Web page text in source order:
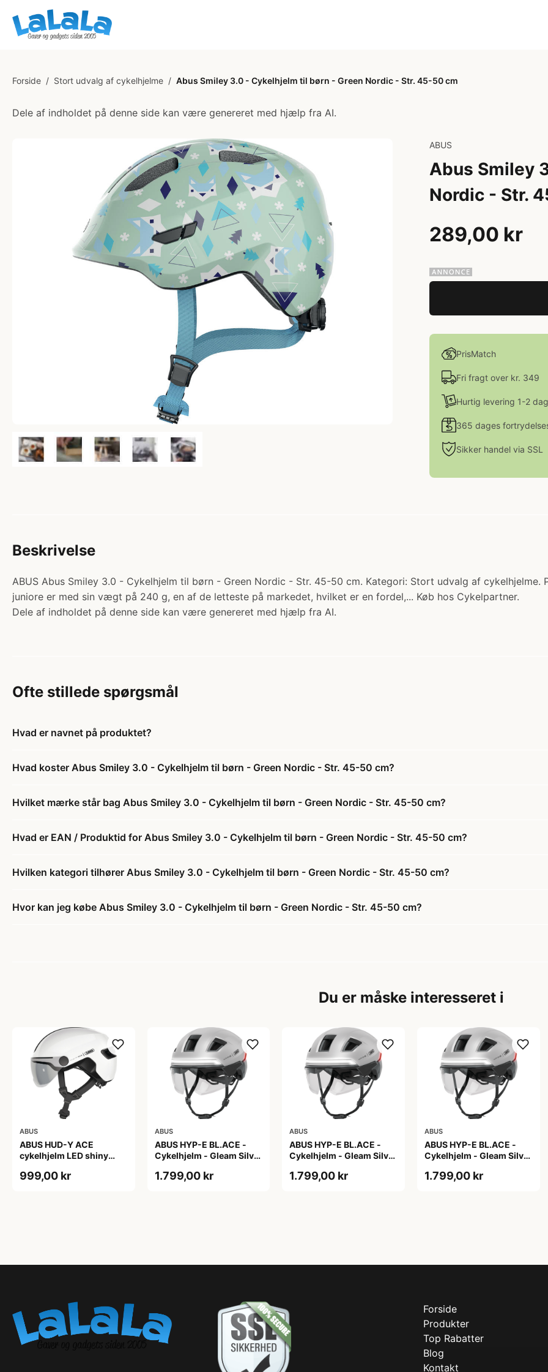
Forside / Stort udvalg af cykelhjelme / Abus Smiley 3.0 - Cykelhjelm til børn - Green Nordic - Str. 45-50 cm
Dele af indholdet på denne side kan være genereret med hjælp fra AI.
ABUS
Abus Smiley
Nordic - Str.
289,00 kr
PrisMatch
Fri fragt over kr. 349
Hurtig levering 1-2
365 dages
Sikker handel via SSL
Beskrivelse
ABUS Abus Smiley 3.0 - Cykelhjelm til børn - Green Nordic - Str. 45-50 cm. Kategori: Stort udvalg af cykelhjelme.
juniore er med sin vægt på 240 g, en af de letteste på markedet, hvilket er en fordel,... Køb hos Cykelpartner.
Dele af indholdet på denne side kan være genereret med hjælp fra AI.
Ofte stillede spørgsmål
Hvad er navnet på produktet?
Hvad koster Abus Smiley 3.0 - Cykelhjelm til børn - Green Nordic - Str. 45-50 cm?
Hvilket mærke står bag Abus Smiley 3.0 - Cykelhjelm til børn - Green Nordic - Str. 45-50 cm?
Hvad er EAN / Produktid for Abus Smiley 3.0 - Cykelhjelm til børn - Green Nordic - Str. 45-50 cm?
Hvilken kategori tilhører Abus Smiley 3.0 - Cykelhjelm til børn - Green Nordic - Str. 45-50 cm?
Hvor kan jeg købe Abus Smiley 3.0 - Cykelhjelm til børn - Green Nordic - Str. 45-50 cm?
Du er måske interesseret i
ABUS
ABUS HUD-Y ACE
cykelhjelm LED shiny
999,00 kr
ABUS
ABUS HYP-E BL.ACE -
Cykelhjelm - Gleam Silver
1.799,00 kr
ABUS
ABUS HYP-E BL.ACE -
Cykelhjelm - Gleam Silver
1.799,00 kr
ABUS
ABUS HYP-E BL.ACE -
Cykelhjelm - Gleam Silver
1.799,00 kr
Forside
Produkter
Top Rabatter
Blog
Kontakt